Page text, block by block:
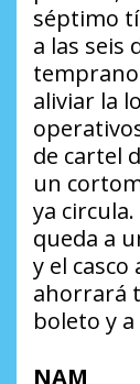
séptimo
a las seis
aliviar la
de cartel
un
ya
queda a
y el
ahorrará
boleto y
NAM